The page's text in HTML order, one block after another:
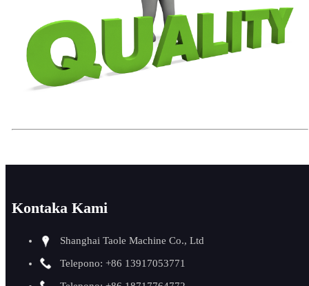
Kontaka Kami
Shanghai Taole Machine Co., Ltd
Telepono: +86 13917053771